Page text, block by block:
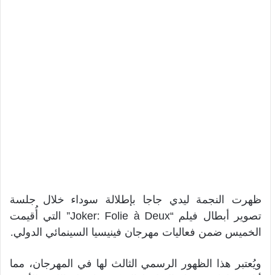
ظهرت النجمة ليدي جاجا بإطلالة سوداء خلال جلسة
تصوير أبطال فيلم “Joker: Folie à Deux” التي أُقيمت
الخميس ضمن فعاليات مهرجان فينيسيا السينمائي الدولي.
ويُعتبر هذا الظهور الرسمي الثالث لها في المهرجان، مما